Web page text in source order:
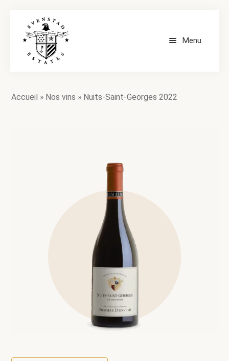
Menu
Accueil » Nos vins » Nuits-Saint-Georges 2022